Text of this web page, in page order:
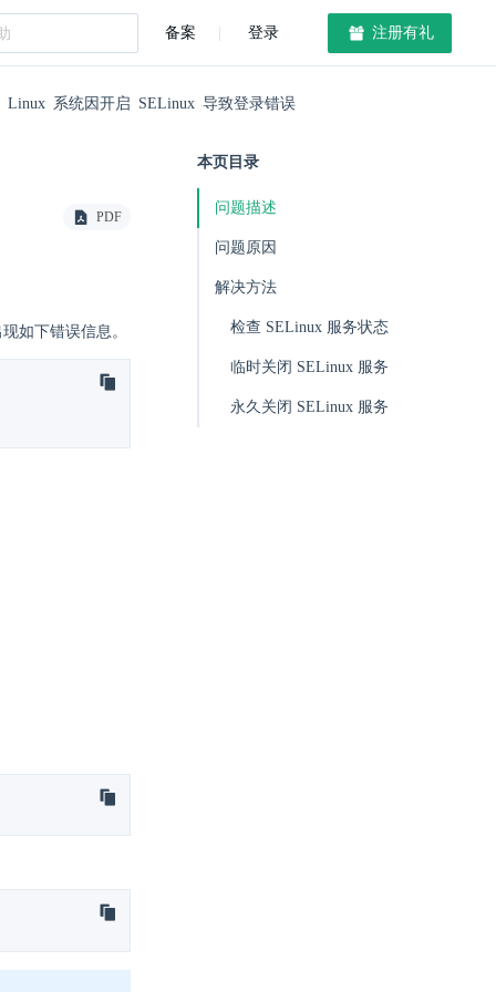
备案 登录 注册有礼
Linux 系统因开启 SELinux 导致登录错误
PDF
如下错误信息。
本页目录
问题描述
问题原因
解决方法
检查 SELinux 服务状态
临时关闭 SELinux 服务
永久关闭 SELinux 服务